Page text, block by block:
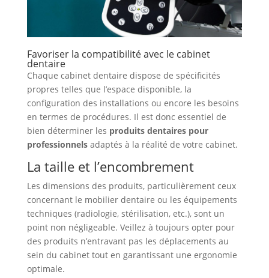
Favoriser la compatibilité avec le cabinet
dentaire
Chaque cabinet dentaire dispose de spécificités
propres telles que l’espace disponible, la
configuration des installations ou encore les besoins
en termes de procédures. Il est donc essentiel de
bien déterminer les produits dentaires pour
professionnelsadaptés à la réalité de votre cabinet.
La taille et l’encombrement
Les dimensions des produits, particulièrement ceux
concernant le mobilier dentaire ou les équipements
techniques (radiologie, stérilisation, etc.), sont un
point non négligeable. Veillez à toujours opter pour
des produits n’entravant pas les déplacements au
sein du cabinet tout en garantissant une ergonomie
optimale.